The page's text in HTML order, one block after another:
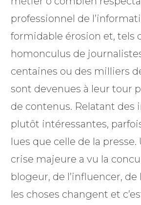
professionnel de
formidable érosion et, tels
homonculus de
centaines ou des milliers
sont devenues à leur tour
de contenus. Relatant des
plutôt intéressantes,
lues que celle de la presse.
crise majeure a vu la
blogeur, de l’influencer, de
les choses changent et